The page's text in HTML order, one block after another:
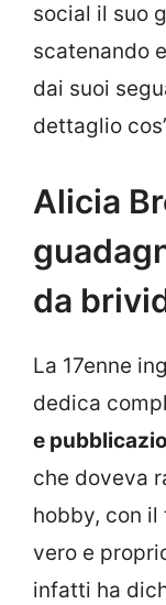
social il suo
scatenando
dai suoi
dettaglio
Alicia
da
La 17enne
dedica
e
che doveva
hobby, con
vero e
infatti ha